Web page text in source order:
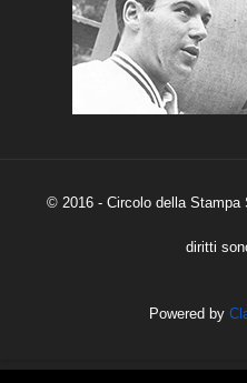
© 2016 - Circolo della Stampa
diritti
Powered by